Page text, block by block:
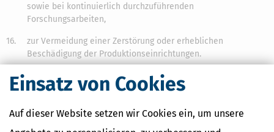
Einsatz von Cookies
Auf dieser Website setzen wir Cookies ein, um unsere
sowie bei kontinuierlich durchzuführenden
Forschungsarbeiten,
16.
zur Vermeidung einer Zerstörung oder erheblichen
Beschädigung der Produktionseinrichtungen.
(2) Abweichend von dürfen Arbeitnehmer
Feiertagen mit den Produktionsarbeiten beschäftigt werden, wenn
zulässigen Arbeiten den Einsatz von mehr Arbeitnehmern als bei
durchgehender Produktion erfordern.